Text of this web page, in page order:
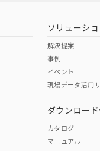
（日本ソリューシ
解決提案
事例
イベント
現場データ活用
ダウンロー
カタログ
マニュアル